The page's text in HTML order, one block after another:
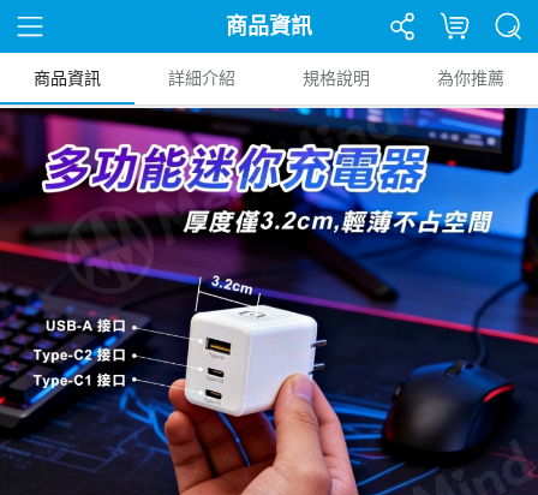
商品資訊
商品資訊 詳細介紹 規格說明 為你推薦